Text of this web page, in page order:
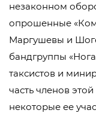
незаконном
опрошенные
Маргушевы и
бандгруппы
таксистов и
часть членов
некоторые ее